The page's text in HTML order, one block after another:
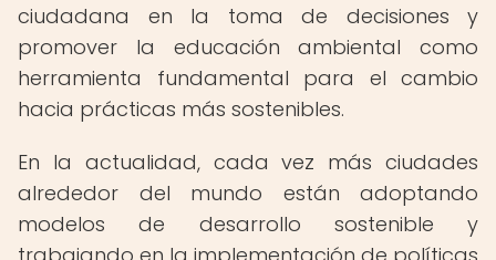
ciudadana en la toma de decisiones y
promover la educación ambiental como
herramienta fundamental para el cambio
hacia prácticas más sostenibles.
En la actualidad, cada vez más ciudades
alrededor del mundo están adoptando
modelos de desarrollo sostenible y